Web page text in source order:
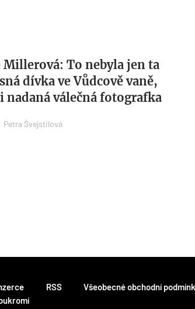
Millerová: To nebyla jen ta
dívka ve Vůdcově vaně,
nadaná válečná fotografka
Petra Švejstilová
RSS Všeobecné obchodní